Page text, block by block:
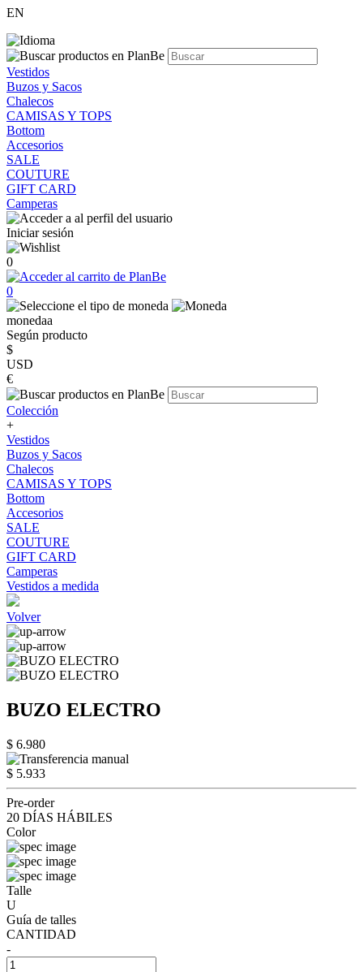
EN
Vestidos
Buzos y Sacos
Chalecos
CAMISAS Y TOPS
Bottom
Accesorios
SALE
COUTURE
GIFT CARD
Camperas
Iniciar sesión
0
0
monedaa
Según producto
$
USD
€
Colección
+
Vestidos
Buzos y Sacos
Chalecos
CAMISAS Y TOPS
Bottom
Accesorios
SALE
COUTURE
GIFT CARD
Camperas
Vestidos a medida
Volver
BUZO ELECTRO
$ 6.980
$ 5.933
Pre-order
20 DÍAS HÁBILES
Color
Talle
U
Guía de talles
CANTIDAD
-